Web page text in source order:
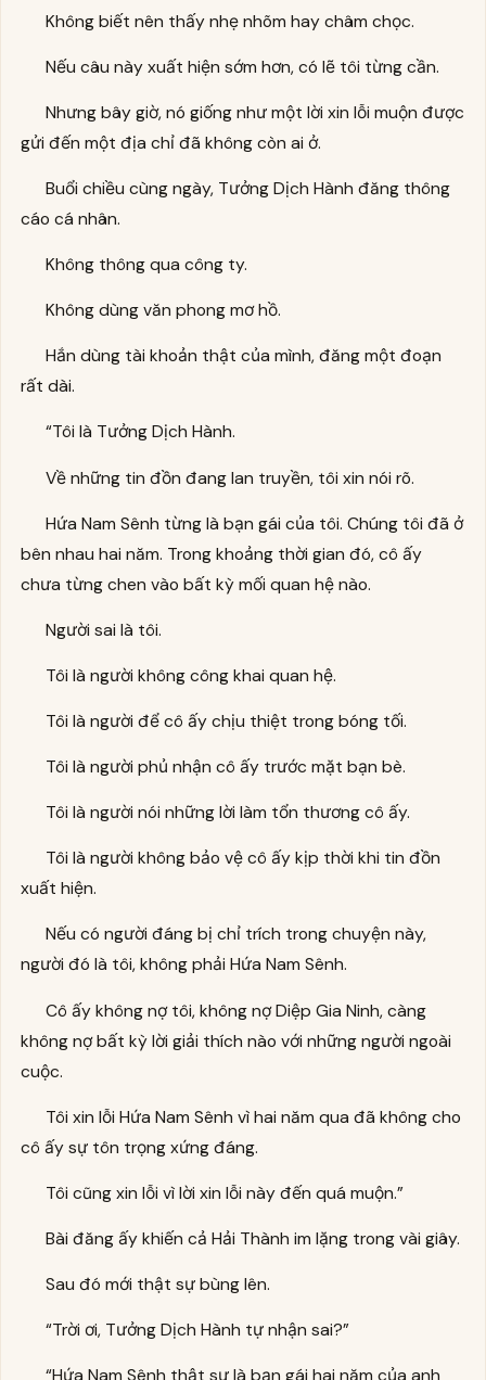
Không biết nên thấy nhẹ nhõm hay châm chọc.
Nếu câu này xuất hiện sớm hơn, có lẽ tôi từng cần.
Nhưng bây giờ, nó giống như một lời xin lỗi muộn được
gửi đến một địa chỉ đã không còn ai ở.
Buổi chiều cùng ngày, Tưởng Dịch Hành đăng thông
cáo cá nhân.
Không thông qua công ty.
Không dùng văn phong mơ hồ.
Hắn dùng tài khoản thật của mình, đăng một đoạn
rất dài.
“Tôi là Tưởng Dịch Hành.
Về những tin đồn đang lan truyền, tôi xin nói rõ.
Hứa Nam Sênh từng là bạn gái của tôi. Chúng tôi đã ở
bên nhau hai năm. Trong khoảng thời gian đó, cô ấy
chưa từng chen vào bất kỳ mối quan hệ nào.
Người sai là tôi.
Tôi là người không công khai quan hệ.
Tôi là người để cô ấy chịu thiệt trong bóng tối.
Tôi là người phủ nhận cô ấy trước mặt bạn bè.
Tôi là người nói những lời làm tổn thương cô ấy.
Tôi là người không bảo vệ cô ấy kịp thời khi tin đồn
xuất hiện.
Nếu có người đáng bị chỉ trích trong chuyện này,
người đó là tôi, không phải Hứa Nam Sênh.
Cô ấy không nợ tôi, không nợ Diệp Gia Ninh, càng
không nợ bất kỳ lời giải thích nào với những người ngoài
cuộc.
Tôi xin lỗi Hứa Nam Sênh vì hai năm qua đã không cho
cô ấy sự tôn trọng xứng đáng.
Tôi cũng xin lỗi vì lời xin lỗi này đến quá muộn.”
Bài đăng ấy khiến cả Hải Thành im lặng trong vài giây.
Sau đó mới thật sự bùng lên.
“Trời ơi, Tưởng Dịch Hành tự nhận sai?”
“Hứa Nam Sênh thật sự là bạn gái hai năm của anh